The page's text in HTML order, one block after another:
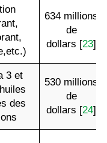
634 millions
de
dollars [23]
3 et
des
530 millions
de
dollars [24]